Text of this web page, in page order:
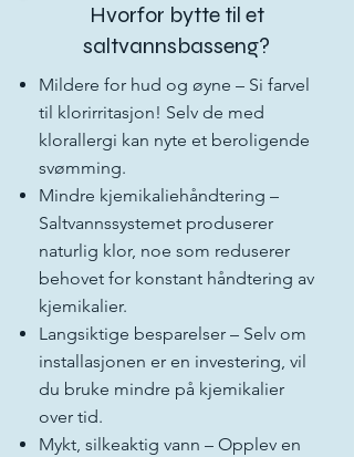
Hvorfor bytte til et
saltvannsbasseng?
Mildere for hud og øyne – Si farvel
til klorirritasjon! Selv de med
klorallergi kan nyte et beroligende
svømming.
Mindre kjemikaliehåndtering –
Saltvannssystemet produserer
naturlig klor, noe som reduserer
behovet for konstant håndtering av
kjemikalier.
Langsiktige besparelser – Selv om
installasjonen er en investering, vil
du bruke mindre på kjemikalier
over tid.
Mykt, silkeaktig vann – Opplev en